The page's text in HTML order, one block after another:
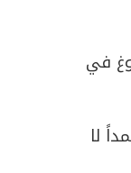
في
لا